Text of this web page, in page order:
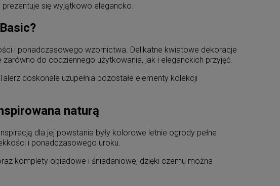
się wyjątkowo elegancko.
i ponadczasowego wzornictwa. Delikatne kwiatowe dekoracje
do codziennego użytkowania, jak i eleganckich przyjęć.
doskonale uzupełnia pozostałe elementy kolekcji
naturą
dla jej powstania były kolorowe letnie ogrody pełne
i ponadczasowego uroku.
komplety obiadowe i śniadaniowe, dzięki czemu można